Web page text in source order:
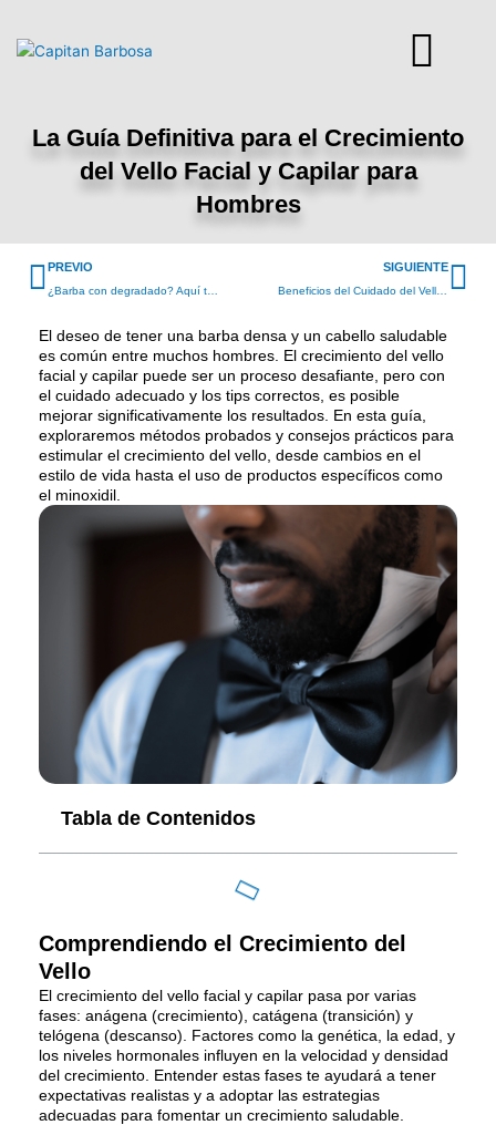
contenido
La Guía Definitiva para el Crecimiento
del Vello Facial y Capilar para
Hombres
Prev
PREVIO SIGUIENTE
El deseo de tener una barba densa y un cabello saludable
es común entre muchos hombres. El crecimiento del vello
facial y capilar puede ser un proceso desafiante, pero con
el cuidado adecuado y los tips correctos, es posible
mejorar significativamente los resultados. En esta guía,
exploraremos métodos probados y consejos prácticos para
estimular el crecimiento del vello, desde cambios en el
estilo de vida hasta el uso de productos específicos como
el minoxidil.
Tabla de Contenidos
Comprendiendo el Crecimiento del
Vello
El crecimiento del vello facial y capilar pasa por varias
fases: anágena (crecimiento), catágena (transición) y
telógena (descanso). Factores como la genética, la edad, y
los niveles hormonales influyen en la velocidad y densidad
del crecimiento. Entender estas fases te ayudará a tener
expectativas realistas y a adoptar las estrategias
adecuadas para fomentar un crecimiento saludable.